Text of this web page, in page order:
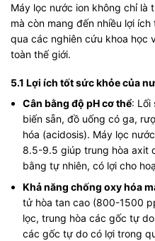
Máy lọc nước ion không chỉ là
mà còn mang đến nhiều lợi
qua các nghiên cứu khoa học
toàn thế giới.
5.1 Lợi ích tốt sức khỏe của
Cân bằng độ pH cơ thể: Lối
biến sẵn, đồ uống có ga,
hóa (acidosis). Máy lọc
8.5-9.5 giúp trung hòa axit
bằng tự nhiên, có lợi cho
Khả năng chống oxy hóa
tử hòa tan cao (800-1500
lọc, trung hòa các gốc tự
các gốc tự do có lợi trong